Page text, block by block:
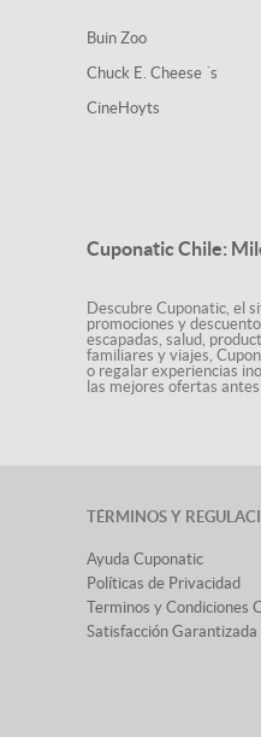
Buin Zoo
Chuck E. Cheese ´s
CineHoyts
Cuponatic Chile:
Descubre Cuponatic, el
promociones y
escapadas, salud,
familiares y viajes,
o regalar experiencias
las mejores ofertas
TÉRMINOS Y
Ayuda Cuponatic
Políticas de Privacidad
Terminos y Condiciones
Satisfacción Garantizada